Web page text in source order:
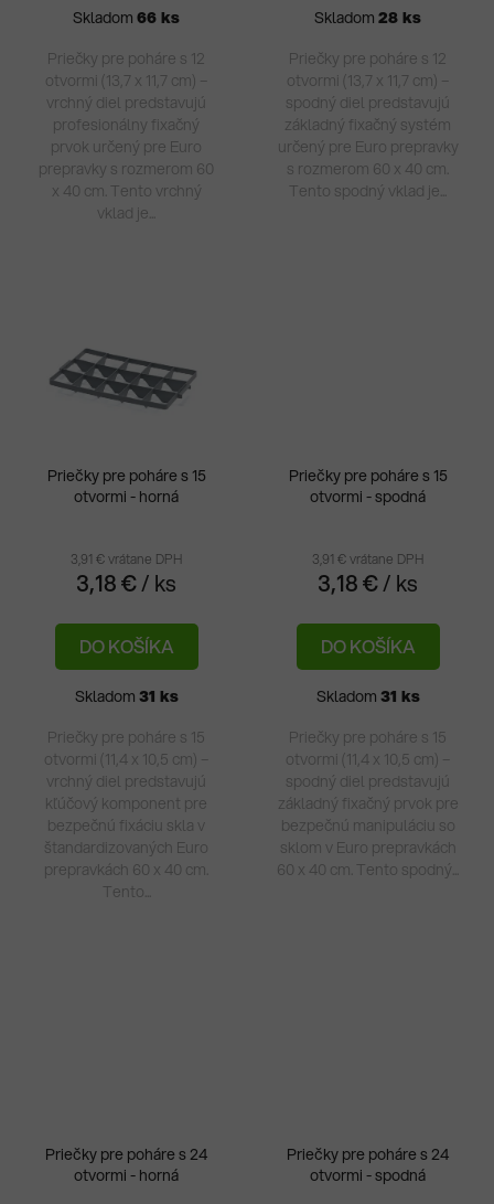
Skladom 66 ks
Priečky pre poháre s 12
otvormi (13,7 x 11,7 cm) –
vrchný diel predstavujú
profesionálny fixačný
prvok určený pre Euro
prepravky s rozmerom 60
x 40 cm. Tento vrchný
vklad je...
Skladom 28 ks
Priečky pre poháre s 12
otvormi (13,7 x 11,7 cm) –
spodný diel predstavujú
základný fixačný systém
určený pre Euro prepravky
s rozmerom 60 x 40 cm.
Tento spodný vklad je...
Priečky pre poháre s 15
otvormi - horná
3,91 € vrátane DPH
3,18 €/ ks
DO KOŠÍKA
Skladom 31 ks
Priečky pre poháre s 15
otvormi (11,4 x 10,5 cm) –
vrchný diel predstavujú
kľúčový komponent pre
bezpečnú fixáciu skla v
štandardizovaných Euro
prepravkách 60 x 40 cm.
Tento...
Priečky pre poháre s 15
otvormi - spodná
3,91 € vrátane DPH
3,18 €/ ks
DO KOŠÍKA
Skladom 31 ks
Priečky pre poháre s 15
otvormi (11,4 x 10,5 cm) –
spodný diel predstavujú
základný fixačný prvok pre
bezpečnú manipuláciu so
sklom v Euro prepravkách
60 x 40 cm. Tento spodný...
Priečky pre poháre s 24
otvormi - horná
Priečky pre poháre s 24
otvormi - spodná